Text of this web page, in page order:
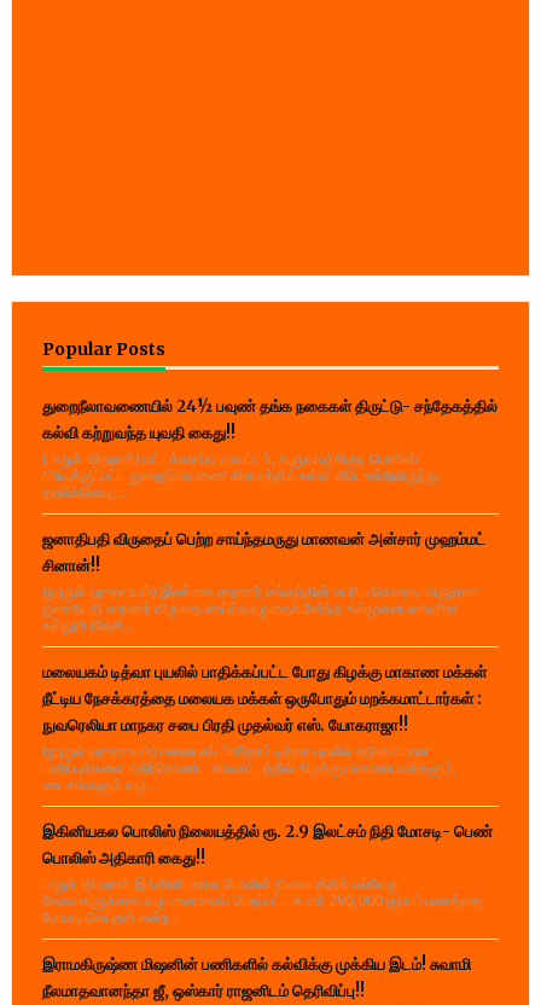
Popular Posts
துறைநீலாவணையில் 24½ பவுண் தங்க நகைகள் திருட்டு- சந்தேகத்தில்
கல்வி கற்றுவந்த யுவதி கைது!!
(பாறுக் ஷிஹான்) மட்டக்களப்பு மாவட்டம், களுவாஞ்சிகுடி பொலிஸ்
பிரிவுக்குட்பட்ட துறைநீலாவணை கிராமத்தில் உள்ள வீடொன்றிலிருந்து
தாலிக்கொடி,...
ஜனாதிபதி விருதைப் பெற்ற சாய்ந்தமருது மாணவன் அன்சார் முஹம்மட்
சினான்!!
(நூருல் ஹுதா உமர்) இலங்கை சாரணர் சங்கத்தின் உயரிய கௌரவ விருதான
ஜனாதிபதி சாரணர் விருதை சாய்ந்தமருதைச் சேர்ந்த கல்முனை ஸாஹிரா
கல்லூரி (தேசி...
மலையகம் டித்வா புயலில் பாதிக்கப்பட்ட போது கிழக்கு மாகாண மக்கள்
நீட்டிய நேசக்கரத்தை மலையக மக்கள் ஒருபோதும் மறக்கமாட்டார்கள் :
நுவரெலியா மாநகர சபை பிரதி முதல்வர் எஸ். யோகராஜா!!
(நூருல் ஹுதா உமர்) மலையகப் பிரதேசம் டித்வா புயலில் கடுமையான
பாதிப்புக்களை எதிர்கொண்ட காலகட்டத்தில் கிழக்கு மாகாண மக்களும்,
ஊடகங்களும் வழ...
இகினியகல பொலிஸ் நிலையத்தில் ரூ. 2.9 இலட்சம் நிதி மோசடி- பெண்
பொலிஸ் அதிகாரி கைது!!
பாறுக் ஷிஹான் இங்கினியாகல பொலிஸ் நிலையத்தில் பல்வேறு
சேவைகளுக்காக வருமானமாகப் பெறப்பட்ட சுமார் 290,000 ரூபாய் பணத்தை
மோசடி செய்தார் என்ற...
இராமகிருஷ்ண மிஷனின் பணிகளில் கல்விக்கு முக்கிய இடம்! சுவாமி
நீலமாதவானந்தா ஜீ, ஒஸ்கார் ராஜனிடம் தெரிவிப்பு!!